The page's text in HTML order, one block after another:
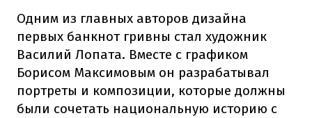
Одним из главных авторов дизайна
первых банкнот гривны стал художник
Василий Лопата. Вместе с графиком
Борисом Максимовым он разрабатывал
портреты и композиции, которые должны
были сочетать национальную историю с